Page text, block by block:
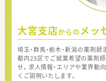
大宮支店からの メッ
埼玉・群馬・栃木・新潟の薬剤
都内23区でご就業希望の薬剤
せ。求人情報・エリアや業界動
くご説明いたします。